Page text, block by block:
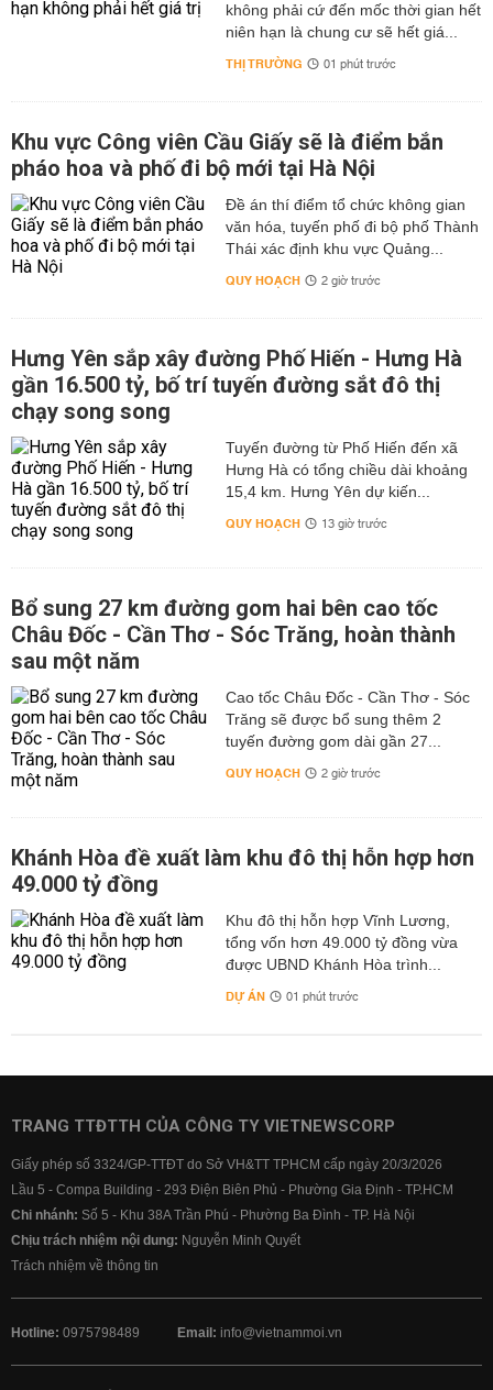
không phải cứ đến mốc thời gian hết
niên hạn là chung cư sẽ hết giá...
THỊ TRƯỜNG 01 phút trước
Khu vực Công viên Cầu Giấy sẽ là điểm bắn
pháo hoa và phố đi bộ mới tại Hà Nội
Đề án thí điểm tổ chức không gian
văn hóa, tuyến phố đi bộ phố Thành
Thái xác định khu vực Quảng...
QUY HOẠCH 2 giờ trước
Hưng Yên sắp xây đường Phố Hiến - Hưng Hà
gần 16.500 tỷ, bố trí tuyến đường sắt đô thị
chạy song song
Tuyến đường từ Phố Hiến đến xã
Hưng Hà có tổng chiều dài khoảng
15,4 km. Hưng Yên dự kiến...
QUY HOẠCH 13 giờ trước
Bổ sung 27 km đường gom hai bên cao tốc
Châu Đốc - Cần Thơ - Sóc Trăng, hoàn thành
sau một năm
Cao tốc Châu Đốc - Cần Thơ - Sóc
Trăng sẽ được bổ sung thêm 2
tuyến đường gom dài gần 27...
QUY HOẠCH 2 giờ trước
Khánh Hòa đề xuất làm khu đô thị hỗn hợp hơn
49.000 tỷ đồng
Khu đô thị hỗn hợp Vĩnh Lương,
tổng vốn hơn 49.000 tỷ đồng vừa
được UBND Khánh Hòa trình...
DỰ ÁN 01 phút trước
TRANG TTĐTTH CỦA CÔNG TY VIETNEWSCORP
Giấy phép số 3324/GP-TTĐT do Sở VH&TT TPHCM cấp ngày 20/3/2026
Lầu 5 - Compa Building - 293 Điện Biên Phủ - Phường Gia Định - TP.HCM
Chi nhánh: Số 5 - Khu 38A Trần Phú - Phường Ba Đình - TP. Hà Nội
Chịu trách nhiệm nội dung: Nguyễn Minh Quyết
Trách nhiệm về thông tin
Hotline: 0975798489 Email: info@vietnammoi.vn